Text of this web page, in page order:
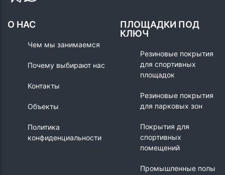
О НАС
Чем мы занимаемся
Почему выбирают нас
Контакты
Объекты
Политика
конфиденциальности
ПЛОЩАДКИ ПОД
КЛЮЧ
Резиновые покрытия
для спортивных
площадок
Резиновые покрытия
для парковых зон
Покрытия для
спортивных
помещений
Промышленные полы